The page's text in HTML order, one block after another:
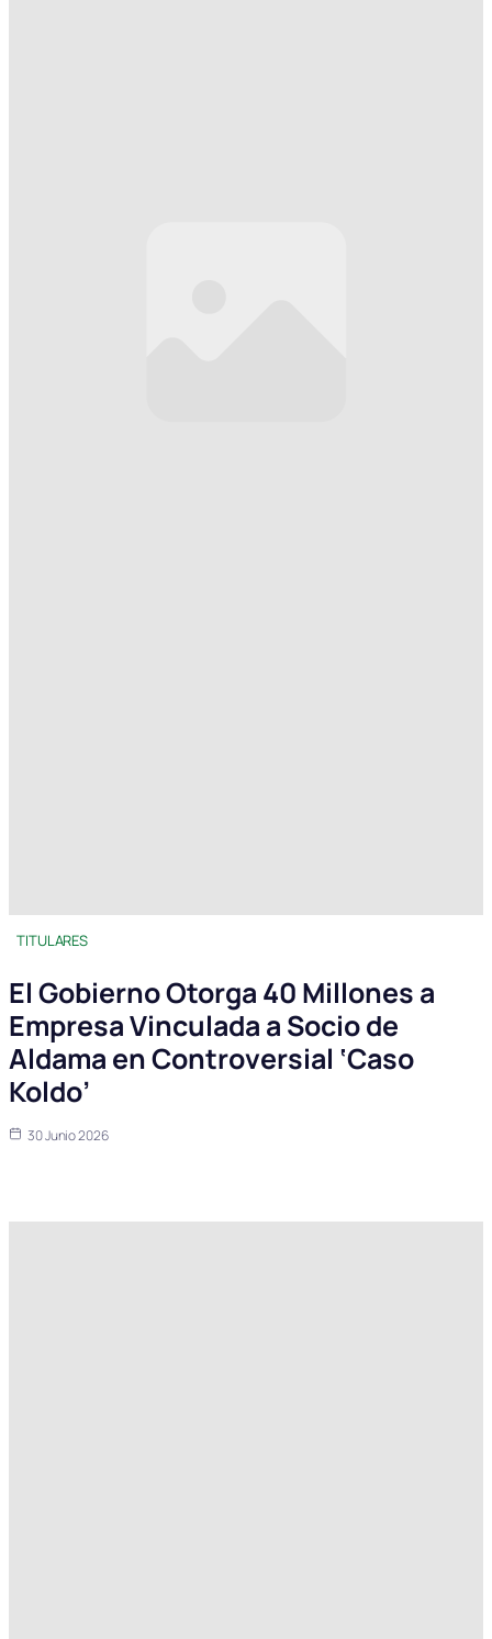
TITULARES
El Gobierno Otorga 40 Millones a
Empresa Vinculada a Socio de
Aldama en Controversial ‘Caso
Koldo’
30 Junio 2026